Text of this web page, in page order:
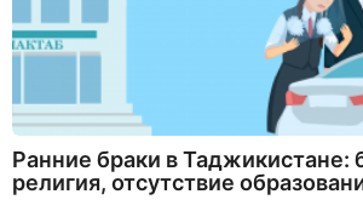
Ранние браки в Таджикистане:
религия, отсутствие